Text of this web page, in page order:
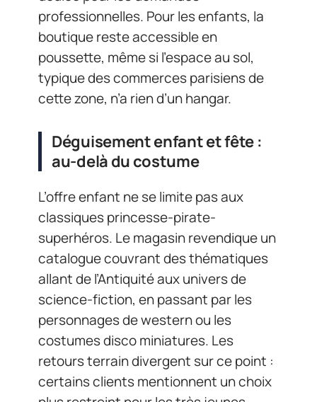
professionnelles. Pour les enfants, la
boutique reste accessible en
poussette, même si l’espace au sol,
typique des commerces parisiens de
cette zone, n’a rien d’un hangar.
Déguisement enfant et fête :
au-delà du costume
L’offre enfant ne se limite pas aux
classiques princesse-pirate-
superhéros. Le magasin revendique un
catalogue couvrant des thématiques
allant de l’Antiquité aux univers de
science-fiction, en passant par les
personnages de western ou les
costumes disco miniatures. Les
retours terrain divergent sur ce point :
certains clients mentionnent un choix